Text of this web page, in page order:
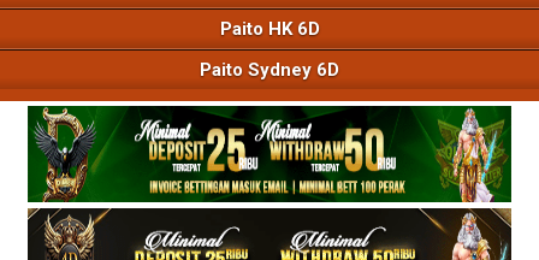
Paito HK 6D
Paito Sydney 6D